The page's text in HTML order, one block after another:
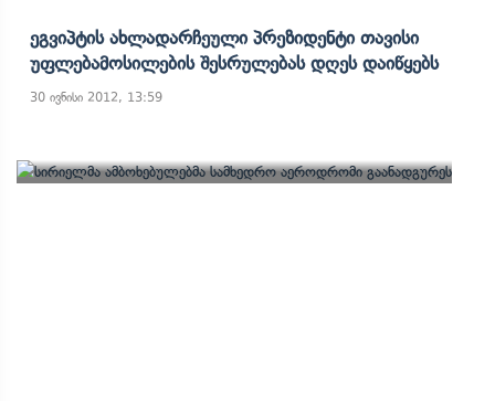
Ეგვიპტის Ახლადარჩეული Პრეზიდენტი Თავისი
Უფლებამოსილების Შესრულებას Დღეს Დაიწყებს
30 ივნისი 2012, 13:59